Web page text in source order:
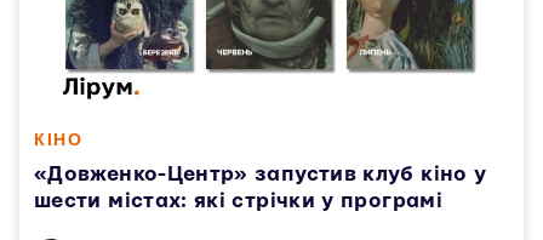
КІНО
«Довженко-Центр» запустив клуб кіно у
шести містах: які стрічки у програмі